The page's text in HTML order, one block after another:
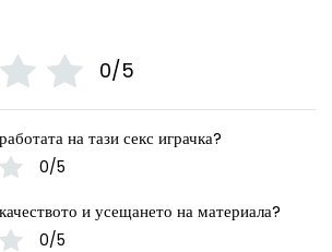
0/5
на тази секс играчка?
0/5
и усещането на материала?
0/5